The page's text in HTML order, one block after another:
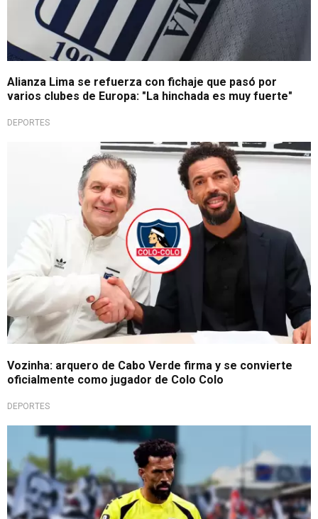
Alianza Lima se refuerza con fichaje que pasó por
varios clubes de Europa: "La hinchada es muy fuerte"
DEPORTES
Fiesta en el fútbol chileno
Vozinha: arquero de Cabo Verde firma y se convierte
oficialmente como jugador de Colo Colo
DEPORTES
Fichaje bomba